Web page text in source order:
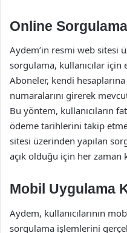
Online Sorgulama
Aydem’in resmi web sitesi
sorgulama, kullanıcılar
Aboneler, kendi
numaralarını girerek
Bu yöntem, kullanıcıların
ödeme tarihlerini takip
sitesi üzerinden yapılan
açık olduğu için her zaman
Mobil Uygulama
Aydem, kullanıcılarının
sorgulama işlemlerini